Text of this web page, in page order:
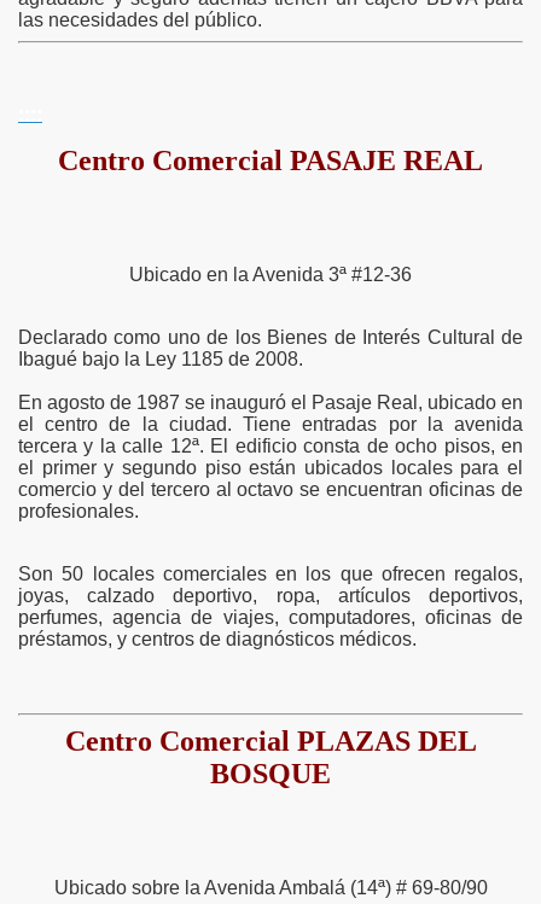
las necesidades del público.
Centro Comercial PASAJE REAL
Ubicado en la Avenida 3ª #12-36
Declarado como uno de los Bienes de Interés Cultural de
Ibagué bajo la Ley 1185 de 2008.
En agosto de 1987 se inauguró el Pasaje Real, ubicado en
el centro de la ciudad. Tiene entradas por la avenida
tercera y la calle 12ª. El edificio consta de ocho pisos, en
el primer y segundo piso están ubicados locales para el
comercio y del tercero al octavo se encuentran oficinas de
profesionales.
Son 50 locales comerciales en los que ofrecen regalos,
joyas, calzado deportivo, ropa, artículos deportivos,
perfumes, agencia de viajes, computadores, oficinas de
préstamos, y centros de diagnósticos médicos.
Centro Comercial PLAZAS DEL
BOSQUE
Ubicado sobre la Avenida Ambalá (14ª) # 69-80/90